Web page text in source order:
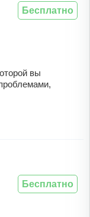
вы
Бесплатно
Бесплатно